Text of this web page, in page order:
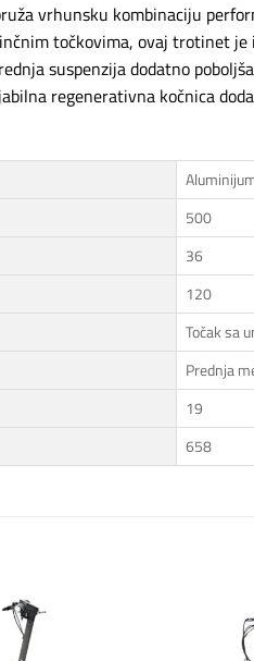
vrhunsku kombinaciju
točkovima, ovaj trotinet
suspenzija dodatno
regenerativna kočnica
500
36
120
Točak sa
Prednja
19
658